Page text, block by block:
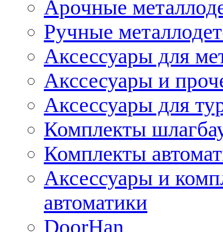
Арочные
Ручные
Аксессуары для
Акссесуары и
Аксессуары для
Комплекты
Комплекты
Аксессуары и
автоматики
DoorHan